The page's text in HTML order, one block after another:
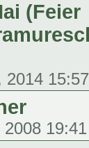
(Feier
2014 15:57
19:41